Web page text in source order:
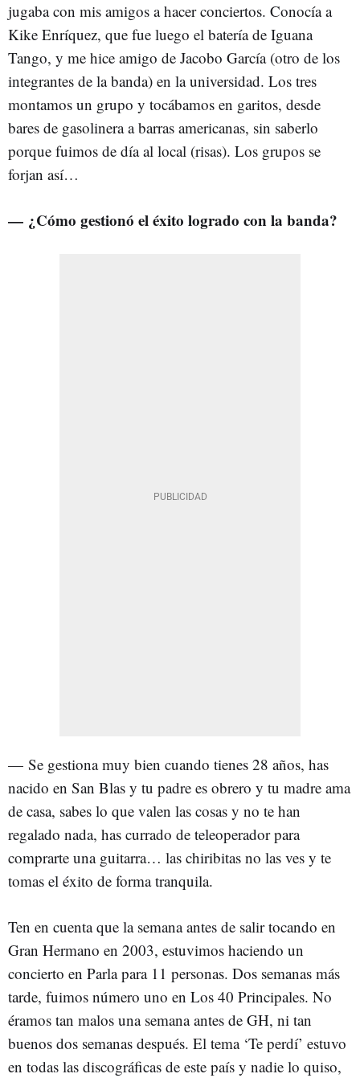
jugaba con mis amigos a hacer conciertos. Conocía a
Kike Enríquez, que fue luego el batería de Iguana
Tango, y me hice amigo de Jacobo García (otro de los
integrantes de la banda) en la universidad. Los tres
montamos un grupo y tocábamos en garitos, desde
bares de gasolinera a barras americanas, sin saberlo
porque fuimos de día al local (risas). Los grupos se
forjan así…
— ¿Cómo gestionó el éxito logrado con la banda?
— Se gestiona muy bien cuando tienes 28 años, has
nacido en San Blas y tu padre es obrero y tu madre ama
de casa, sabes lo que valen las cosas y no te han
regalado nada, has currado de teleoperador para
comprarte una guitarra… las chiribitas no las ves y te
tomas el éxito de forma tranquila.
Ten en cuenta que la semana antes de salir tocando en
Gran Hermano en 2003, estuvimos haciendo un
concierto en Parla para 11 personas. Dos semanas más
tarde, fuimos número uno en Los 40 Principales. No
éramos tan malos una semana antes de GH, ni tan
buenos dos semanas después. El tema ‘Te perdí’ estuvo
en todas las discográficas de este país y nadie lo quiso,